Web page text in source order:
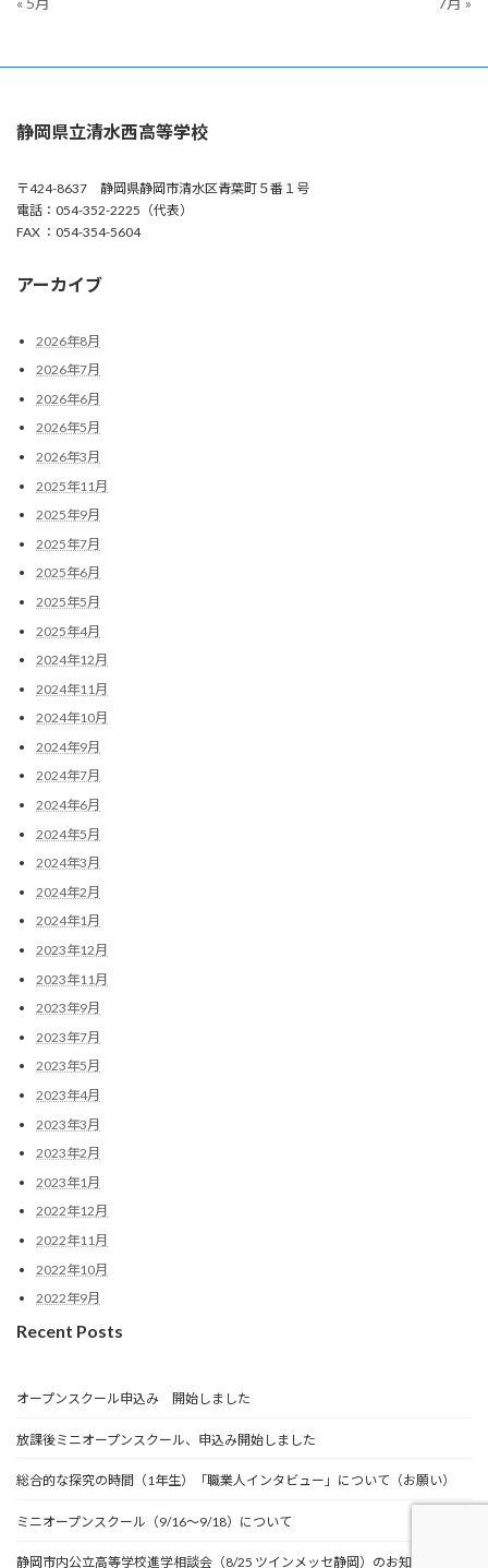
静岡県立清水西高等学校
〒424-8637 静岡県静岡市清水区青葉町５番１号
電話：054-352-2225（代表）
FAX ：054-354-5604
アーカイブ
2026年8月
2026年7月
2026年6月
2026年5月
2026年3月
2025年11月
2025年9月
2025年7月
2025年6月
2025年5月
2025年4月
2024年12月
2024年11月
2024年10月
2024年9月
2024年7月
2024年6月
2024年5月
2024年3月
2024年2月
2024年1月
2023年12月
2023年11月
2023年9月
2023年7月
2023年5月
2023年4月
2023年3月
2023年2月
2023年1月
2022年12月
2022年11月
2022年10月
2022年9月
Recent Posts
オープンスクール申込み 開始しました
放課後ミニオープンスクール、申込み開始しました
総合的な探究の時間（1年生）「職業人インタビュー」について（お願い）
ミニオープンスクール（9/16～9/18）について
静岡市内公立高等学校進学相談会（8/25 ツインメッセ静岡）のお知らせ